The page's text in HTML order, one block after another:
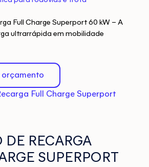
Full Charge Superport 60 kW – A
ultrarrápida em mobilidade
DE RECARGA
SUPERPORT